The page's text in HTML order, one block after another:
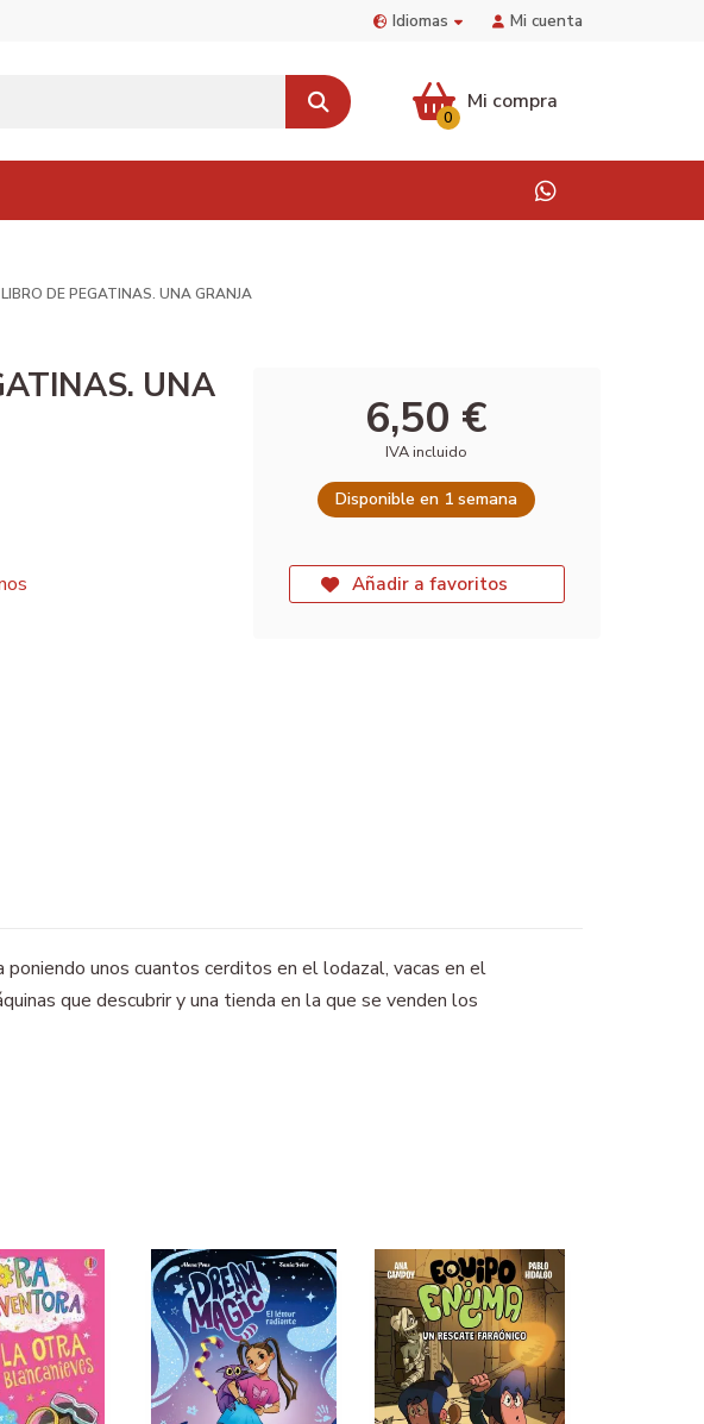
Idiomas Mi cuenta
Mi compra
0
DE PEGATINAS. UNA GRANJA
UNA
6,50 €
IVA incluido
Disponible en 1 semana
Añadir a favoritos
unos cuantos cerditos en el lodazal, vacas en el
que descubrir y una tienda en la que se venden los